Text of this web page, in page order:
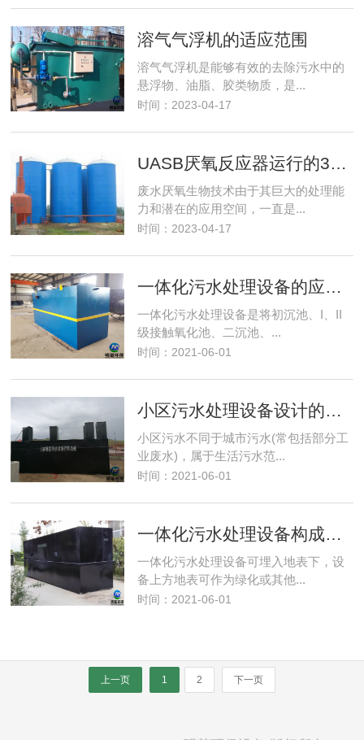
溶气气浮机的适应范围
溶气气浮机是能够有效的去除污水中的
悬浮物、油脂、胶类物质，是...
时间：2023-04-17
UASB厌氧反应器运行的3个重要前提
废水厌氧生物技术由于其巨大的处理能
力和潜在的应用空间，一直是...
时间：2023-04-17
一体化污水处理设备的应用领域
一体化污水处理设备是将初沉池、I、II
级接触氧化池、二沉池、...
时间：2021-06-01
小区污水处理设备设计的出水要求和处理程度
小区污水不同于城市污水(常包括部分工
业废水)，属于生活污水范...
时间：2021-06-01
一体化污水处理设备构成介绍
一体化污水处理设备可埋入地表下，设
备上方地表可作为绿化或其他...
时间：2021-06-01
上一页 1 2 下一页